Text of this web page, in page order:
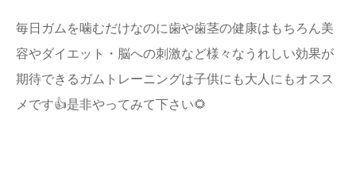
毎日ガムを噛むだけなのに歯や歯茎の健康はもちろん美
容やダイエット・脳への刺激など様々なうれしい効果が
期待できるガムトレーニングは子供にも大人にもオスス
メです👍是非やってみて下さい🌻